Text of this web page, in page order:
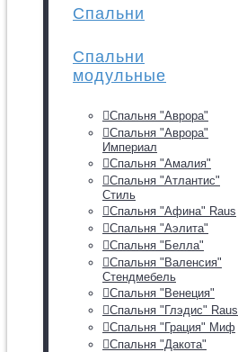
Спальни
Спальни
модульные
Спальня "Аврора"
Спальня "Аврора"
Империал
Спальня "Амалия"
Спальня "Атлантис"
Стиль
Спальня "Афина" Raus
Спальня "Аэлита"
Спальня "Белла"
Спальня "Валенсия"
Стендмебель
Спальня "Венеция"
Спальня "Глэдис" Raus
Спальня "Грация" Миф
Спальня "Дакота"